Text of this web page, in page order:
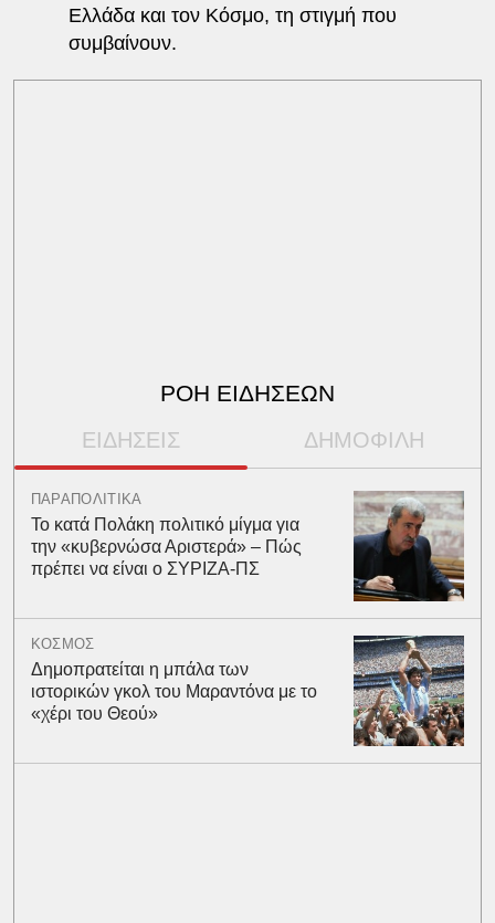
Ελλάδα και τον Κόσμο, τη στιγμή που
συμβαίνουν.
ΡΟΗ ΕΙΔΗΣΕΩΝ
ΕΙΔΗΣΕΙΣ ΔΗΜΟΦΙΛΗ
ΠΑΡΑΠΟΛΙΤΙΚΑ
Το κατά Πολάκη πολιτικό μίγμα για
την «κυβερνώσα Αριστερά» – Πώς
πρέπει να είναι ο ΣΥΡΙΖΑ-ΠΣ
ΚΟΣΜΟΣ
Δημοπρατείται η μπάλα των
ιστορικών γκολ του Μαραντόνα με το
«χέρι του Θεού»